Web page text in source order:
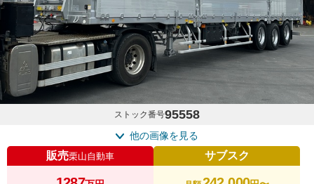
ストック番号95558
他の画像を見る
販売栗山自動車 サブスク